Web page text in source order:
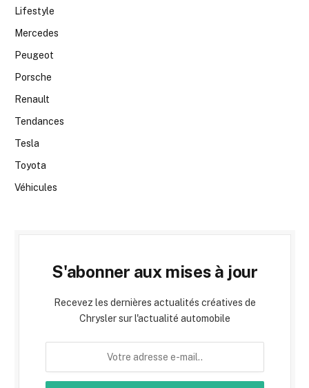
Lifestyle
Mercedes
Peugeot
Porsche
Renault
Tendances
Tesla
Toyota
Véhicules
S'abonner aux mises à jour
Recevez les dernières actualités créatives de
Chrysler sur l'actualité automobile